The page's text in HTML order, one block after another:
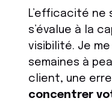
L’efficacité ne
s’évalue à la
visibilité. Je
semaines à
client, une
concentrer